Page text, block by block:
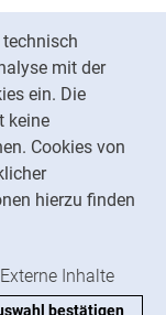
mit der
ein. Die
keine
Cookies von
hierzu finden
Cookies
Externe Inhalte
bestätigen